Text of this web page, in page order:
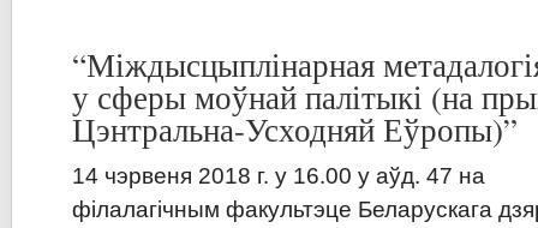
“Міждысцыплінарная
у сферы моўнай палітыкі (на
Цэнтральна-Усходняй Еўропы)”
14 чэрвеня 2018 г. у 16.00 у аўд. 47 на
філалагічным факультэце Беларускага